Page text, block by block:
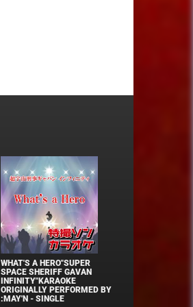
WHAT'S A HERO"SUPER
SPACE SHERIFF GAVAN
INFINITY"KARAOKE
ORIGINALLY PERFORMED BY
:MAY'N - SINGLE